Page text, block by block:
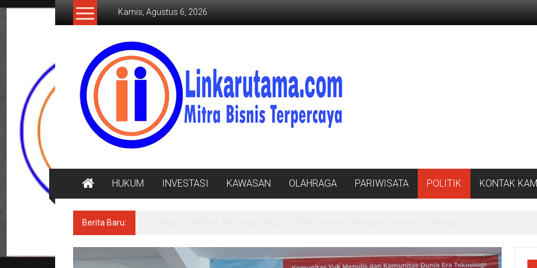
Lompat
Kamis, Agustus 6, 2026
LINKARUTAMA.COM
Mitra
Bisnis
Terpercaya
HUKUM INVESTASI KAWASAN OLAHRAGA PARIWISATA POLITIK KONTAK
Berita Baru: